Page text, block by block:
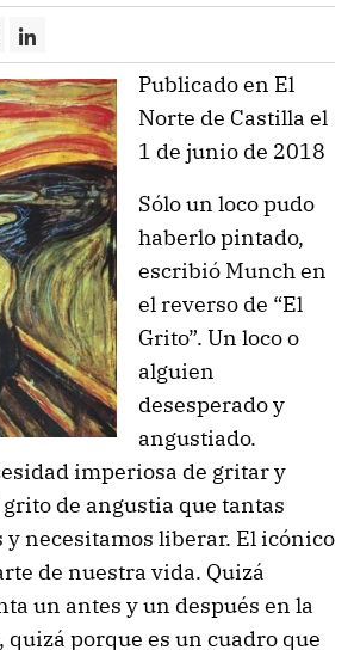
Publicado en El
Norte de Castilla el
1 de junio de 2018
Sólo un loco pudo
haberlo pintado,
escribió Munch en
el reverso de “El
Grito”. Un loco o
alguien
desesperado y
angustiado.
imperiosa de gritar y
de angustia que tantas
y necesitamos liberar. El icónico
de nuestra vida. Quizá
un antes y un después en la
porque es un cuadro que